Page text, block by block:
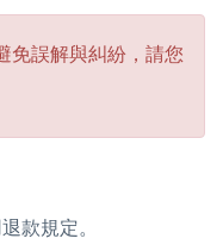
免誤解與糾紛，請您
款規定。